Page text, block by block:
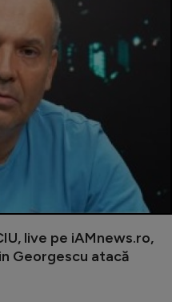
live pe iAMnews.ro,
Georgescu atacă